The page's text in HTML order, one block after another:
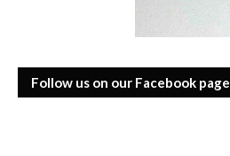
Follow us on our Facebook page